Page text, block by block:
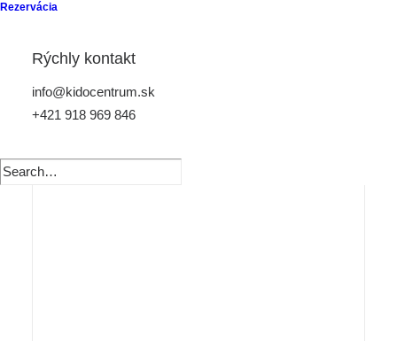
Rezervácia
Rýchly kontakt
info@kidocentrum.sk
+421 918 969 846